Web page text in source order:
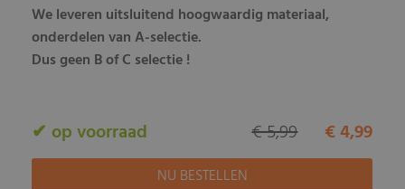
We leveren uitsluitend hoogwaardig materiaal,
onderdelen van A-selectie.
Dus geen B of C selectie !
✔ op voorraad € 4,99
€ 5,99